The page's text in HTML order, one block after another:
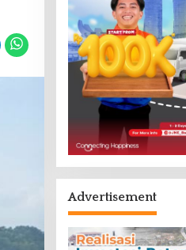
Advertisement